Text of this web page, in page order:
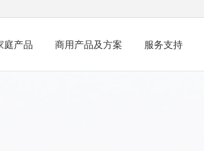
庭产品 商用产品及方案 服务支持